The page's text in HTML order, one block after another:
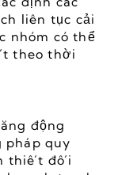
liên tục cải
nhóm có thể
theo thời
động
pháp quy
thiết đối